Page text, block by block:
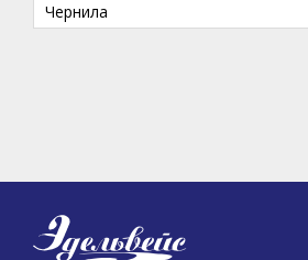
Чернила